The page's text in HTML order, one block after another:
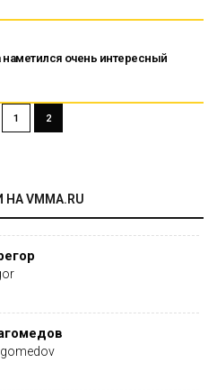
очень интересный
1 2
VMMA.RU